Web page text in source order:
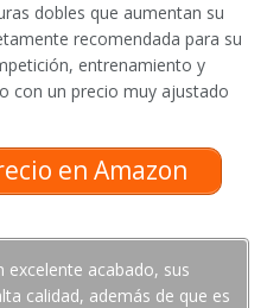
dobles que aumentan su
recomendada para su
entrenamiento y
con un precio muy ajustado
en Amazon
excelente acabado, sus
calidad, además de que es